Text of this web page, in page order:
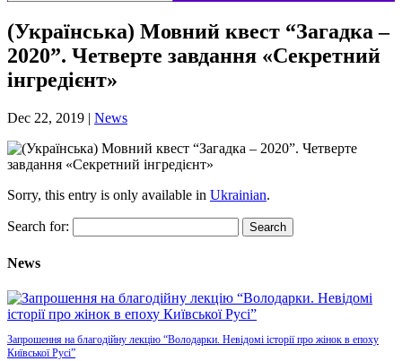
(Українська) Мовний квест “Загадка –
2020”. Четверте завдання «Секретний
інгредієнт»
Dec 22, 2019 | News
Sorry, this entry is only available in Ukrainian.
Search for:
News
Запрошення на благодійну лекцію “Володарки. Невідомі історії про жінок в епоху
Київської Русі”